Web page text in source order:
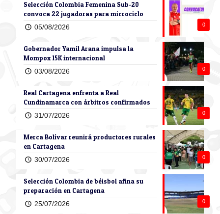
0
Selección Colombia Femenina Sub-20
convoca 22 jugadoras para microciclo
05/08/2026
0
Gobernador Yamil Arana impulsa la
Mompox 15K internacional
03/08/2026
0
Real Cartagena enfrenta a Real
Cundinamarca con árbitros confirmados
31/07/2026
0
Merca Bolívar reunirá productores rurales
en Cartagena
30/07/2026
0
Selección Colombia de béisbol afina su
preparación en Cartagena
25/07/2026